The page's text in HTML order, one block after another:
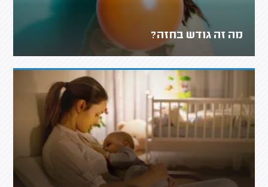
מה זה גודש בחזה?